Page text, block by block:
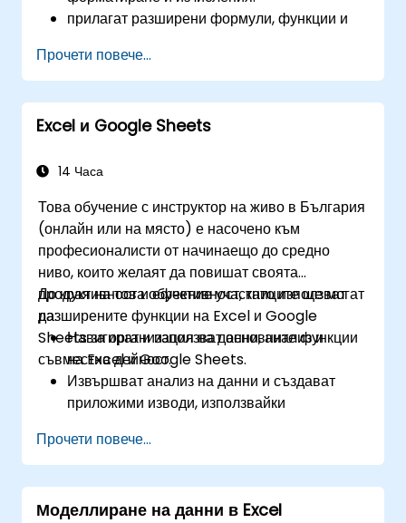
прилагат разширени формули, функции и
създават и управляват обобщаващи
таблици и диаграми за визуализация на
данни.
използват инструменти като Power Query,
данни.
макроси и VBA, за да оптимизират
работните потоци.
Прочети повече...
Excel и Google Sheets
14 Часа
Това обучение с инструктор на живо в България
(онлайн или на място) е насочено към
професионалисти от начинаещо до средно
ниво, които желаят да повишат своята
продуктивност и ефективност, като използват
разширените функции на Excel и Google
Sheets за организация на данни, анализ и
съвместна дейност.
До края на това обучение участниците ще могат
да:
Навигират и използват основните функции
на Excel и Google Sheets.
Извършват анализ на данни и създават
приложими изводи, използвайки
таблици.
Сътрудничат в реално време, използвайки
Google Sheets за безпроблемна екипна
работа.
Прочети повече...
Моделлиране на данни в Excel